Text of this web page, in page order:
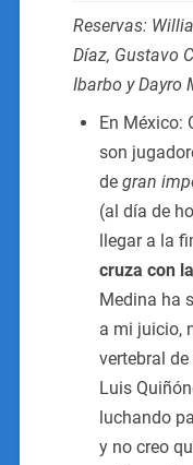
Reservas:
Díaz, Gustavo
Ibarbo y Dayro
En México:
son
de gran
(al día de
llegar a la
cruza con
Medina ha
a mi juicio,
vertebral
Luis
luchando
y no creo